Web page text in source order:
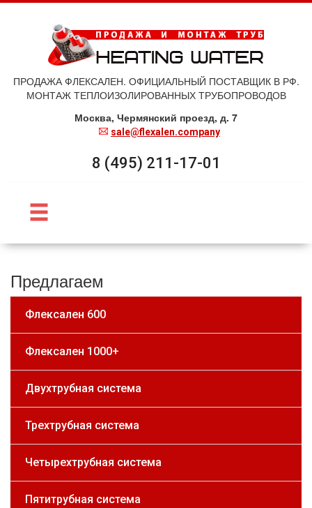
ПРОДАЖА ФЛЕКСАЛЕН. ОФИЦИАЛЬНЫЙ ПОСТАВЩИК В РФ.
МОНТАЖ ТЕПЛОИЗОЛИРОВАННЫХ ТРУБОПРОВОДОВ
Москва, Чермянский проезд, д. 7
sale@flexalen.company
8 (495) 211-17-01
Предлагаем
Флексален 600
Флексален 1000+
Двухтрубная система
Трехтрубная система
Четырехтрубная система
Пятитрубная система